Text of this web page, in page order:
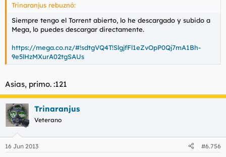
Trinaranjus rebuznó:
Siempre tengo el Torrent abierto, lo he descargado y subido a
Mega, lo puedes descargar directamente.
https://mega.co.nz/#!sdtgVQ4T!SlgjfFl1eZvOpP0Qj7mA1Bh-
9e5lHzMXurA02tgSAUs
Asias, primo. :121
Trinaranjus
Veterano
16 Jun 2013 #6.756